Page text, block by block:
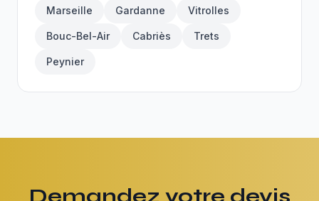
Marseille Gardanne Vitrolles
Bouc-Bel-Air Cabriès Trets
Peynier